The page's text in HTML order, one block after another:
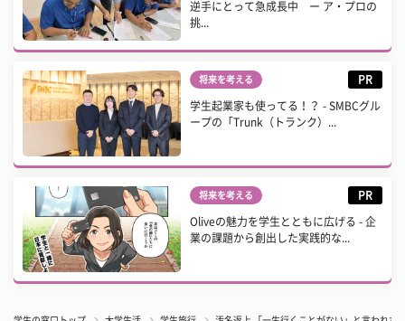
逆手にとって急成長中 ー ア・プロの
挑...
将来を考える PR
学生起業家も使ってる！？ - SMBCグル
ープの「Trunk（トランク）...
将来を考える PR
Oliveの魅力を学生とともに広げる - 企
業の課題から創出した実践的な...